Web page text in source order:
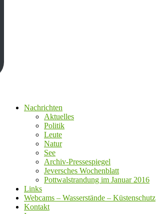
Nachrichten
Aktuelles
Politik
Leute
Natur
See
Archiv-Pressespiegel
Jeversches Wochenblatt
Pottwalstrandung im Januar 2016
Links
Webcams – Wasserstände – Küstenschutz
Kontakt